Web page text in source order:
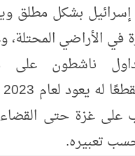
إسرائيل بشكل مطلق
في الأراضي
ناشطون على
على غزة حتى
تعبيره.